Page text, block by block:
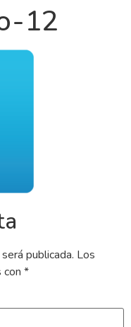
12
publicada. Los
con *